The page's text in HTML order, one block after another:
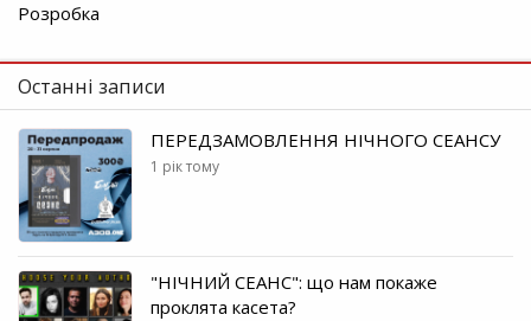
Розробка
Останні записи
ПЕРЕДЗАМОВЛЕННЯ НІЧНОГО СЕАНСУ
1 рік тому
"НІЧНИЙ СЕАНС": що нам покаже
проклята касета?